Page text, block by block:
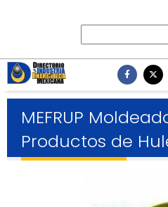
MEFRUP
Productos de